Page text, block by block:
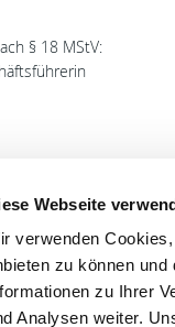
Webseite
verwenden
zu können
zu Ihrer
Analysen weiter.
§ 18 MStV: